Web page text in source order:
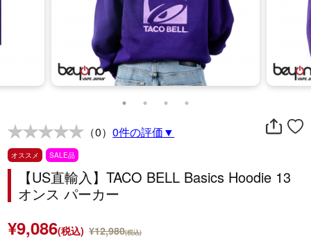
（0）0件の評価▼
オススメ SALE品
【US直輸入】TACO BELL Basics Hoodie 13
オンス パーカー
¥9,086(税込) ¥12,980(税込)